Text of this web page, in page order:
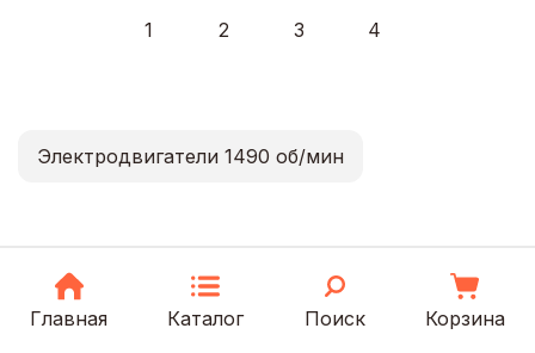
1 2 3 4
Электродвигатели 1490 об/мин
Главная Каталог Поиск Корзина